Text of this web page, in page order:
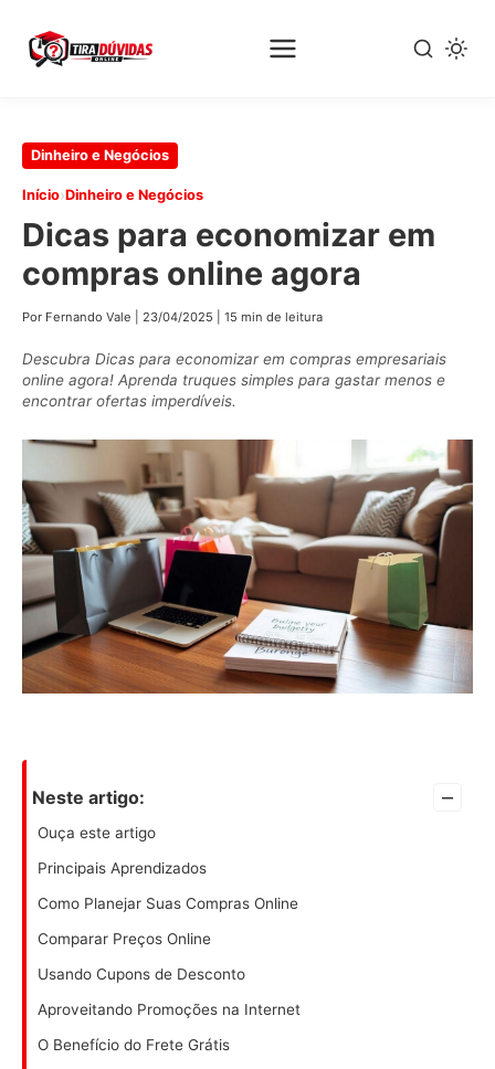
Pular
conteúdo
principal
Dinheiro e Negócios
Início›Dinheiro e Negócios
Dicas para economizar em
compras online agora
Por Fernando Vale 23/04/2025 15 min de leitura
Descubra Dicas para economizar em compras empresariais
online agora! Aprenda truques simples para gastar menos e
encontrar ofertas imperdíveis.
Neste artigo: –
Ouça este artigo
Principais Aprendizados
Como Planejar Suas Compras Online
Comparar Preços Online
Usando Cupons de Desconto
Aproveitando Promoções na Internet
O Benefício do Frete Grátis